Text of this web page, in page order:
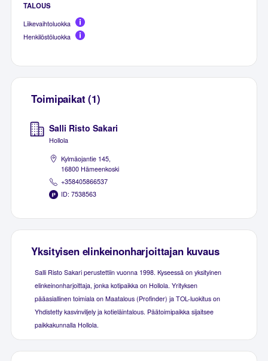
TALOUS
Liikevaihtoluokka
Henkilöstöluokka
Toimipaikat (1)
Salli Risto Sakari
Hollola
Kylmäojantie 145,
16800 Hämeenkoski
+358405866537
ID: 7538563
Yksityisen elinkeinonharjoittajan kuvaus
Salli Risto Sakari perustettiin vuonna 1998. Kyseessä on yksityinen
elinkeinonharjoittaja, jonka kotipaikka on Hollola. Yrityksen
pääasiallinen toimiala on Maatalous (Profinder) ja TOL-luokitus on
Yhdistetty kasvinviljely ja kotieläintalous. Päätoimipaikka sijaitsee
paikkakunnalla Hollola.